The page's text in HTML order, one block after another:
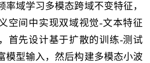
率域学习多模态跨域不变特征，
空间中实现双域视觉-文本特征
首先设计基于扩散的训练-测试
模型输入，然后构建多模态小波